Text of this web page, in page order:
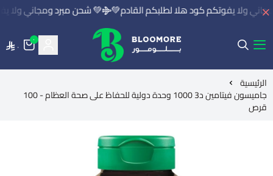
ولا يفوتكم كود هلا لطلبكم القادم💚 💚 شحن مبرد ومجاني ولا
بلومور | BLOOMORE
٠
٠
الرئيسية
جاميسون فيتامين د3 1000 وحدة دولية للحفاظ على صحة العظام - 100
قرص